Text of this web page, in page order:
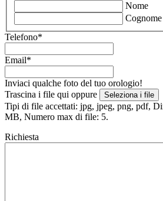
Nome
Cognome
Telefono*
Email*
Inviaci qualche foto del tuo orologio!
Trascina i file qui oppure
Seleziona i file
Tipi di file accettati: jpg, jpeg, png, pdf,
MB, Numero max di file: 5.
Richiesta